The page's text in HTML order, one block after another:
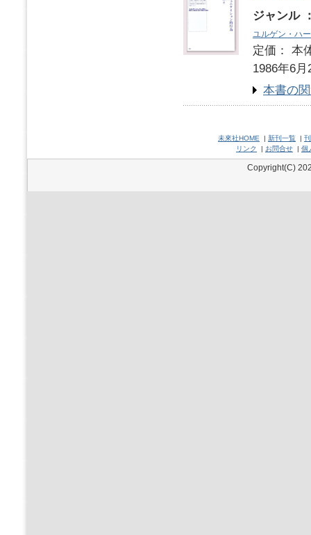
ジャンル
ユルゲン・ハ
定価：
1986年6月
本書の
未來社HOME | 新刊一覧 |
リンク
| お問合せ | 個
Copyright(C)